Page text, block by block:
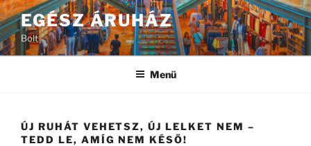
Tartalomhoz
EGÉSZ ÁRUHÁZ
Bolt
Menü
ÚJ RUHÁT VEHETSZ, ÚJ LELKET NEM –
TEDD LE, AMÍG NEM KÉSŐ!